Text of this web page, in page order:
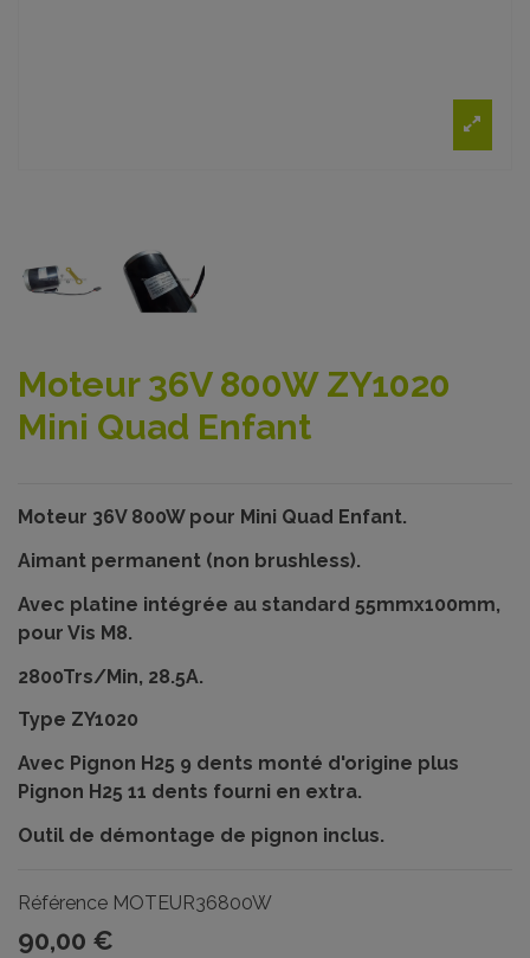
Moteur 36V 800W ZY1020
Mini Quad Enfant
Moteur 36V 800W pour Mini Quad Enfant.
Aimant permanent (non brushless).
Avec platine intégrée au standard 55mmx100mm,
pour Vis M8.
2800Trs/Min, 28.5A.
Type ZY1020
Avec Pignon H25 9 dents monté d'origine plus
Pignon H25 11 dents fourni en extra.
Outil de démontage de pignon inclus.
Référence MOTEUR36800W
90,00 €